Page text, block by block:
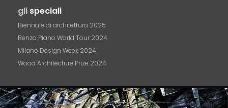
gli speciali
Biennale di architettura 2025
Renzo Piano World Tour 2024
Milano Design Week 2024
Wood Architecture Prize 2024